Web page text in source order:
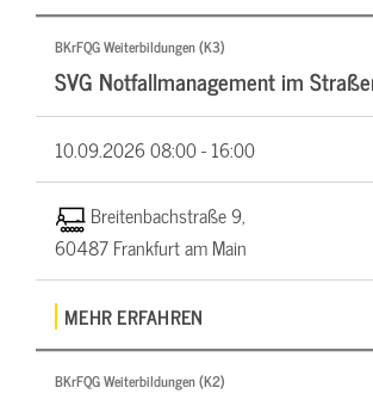
BKrFQG Weiterbildungen (K3)
SVG Notfallmanagement im
10.09.202608:00 - 16:00
Breitenbachstraße 9,
60487 Frankfurt am Main
MEHR ERFAHREN
BKrFQG Weiterbildungen (K2)